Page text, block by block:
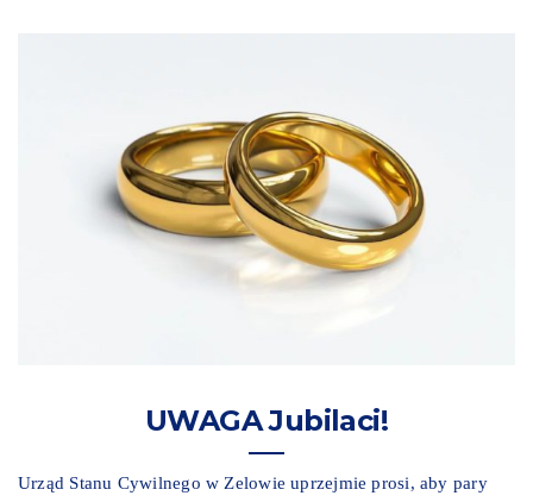
UWAGA Jubilaci!
Urząd Stanu Cywilnego w Zelowie uprzejmie prosi, aby pary